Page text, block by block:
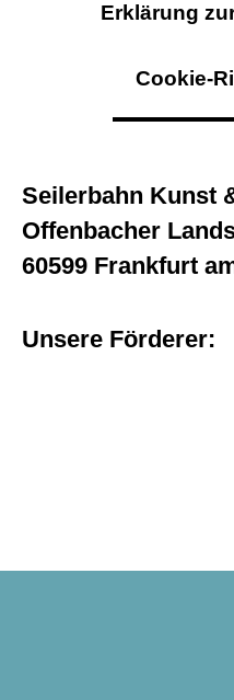
Erklärung
Cookie-
Seilerbahn Kunst
Offenbacher
60599 Frankfurt
Unsere Förderer: